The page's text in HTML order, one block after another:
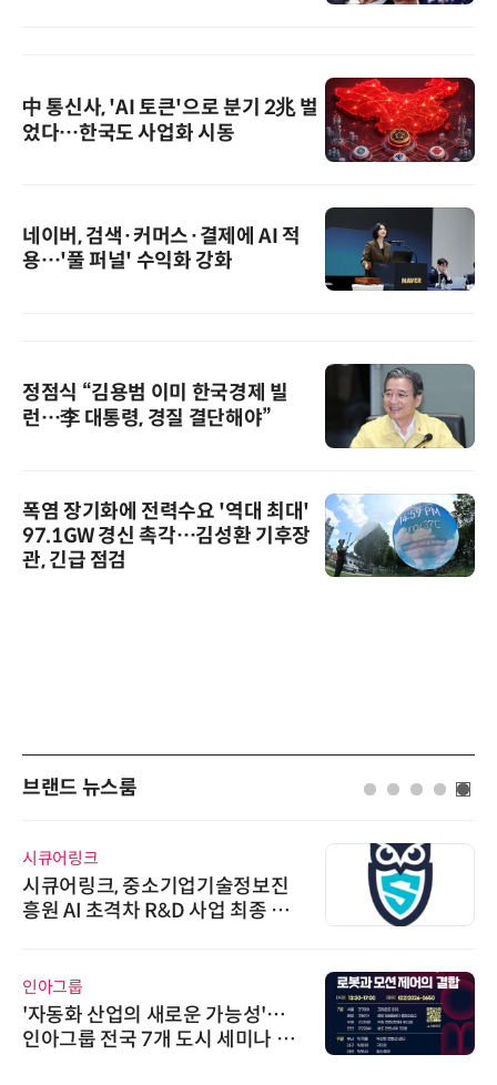
中 통신사, 'AI 토큰'으로 분기 2兆 벌
었다…한국도 사업화 시동
네이버, 검색·커머스·결제에 AI 적
용…'풀 퍼널' 수익화 강화
정점식 “김용범 이미 한국경제 빌
런…李 대통령, 경질 결단해야”
폭염 장기화에 전력수요 '역대 최대'
97.1GW 경신 촉각…김성환 기후장
관, 긴급 점검
브랜드 뉴스룸
시큐어링크
시큐어링크, 중소기업기술정보진
흥원 AI 초격차 R&D 사업 최종 선
인아그룹
'자동화 산업의 새로운 가능성'…
인아그룹 전국 7개 도시 세미나 페